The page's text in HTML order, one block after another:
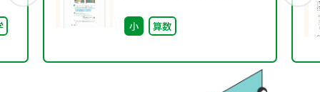
小 算数